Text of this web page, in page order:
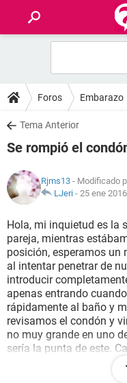
FOROS
SALUD
NUTRICIÓN
BIENESTAR
SEXUALIDAD
GLOSARIO
Foros Embarazo
Tema Anterior
Se rompió el
Rjms13 - Modificado
LJeri - 25 ene
Hola, mi inquietud es la
pareja, mientras
posición, esperamos un
al intentar penetrar de
introducir
apenas entrando
rápidamente al baño y
revisamos el condón y
no muy grande en uno
sería la punta de este.
eyaculado y también
estaba en mis días